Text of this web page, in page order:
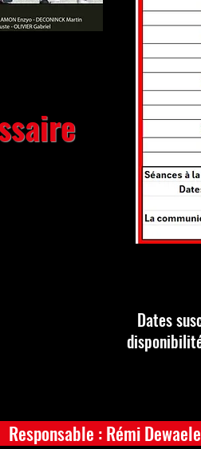
Dates
Responsable : Rémi Dewaele